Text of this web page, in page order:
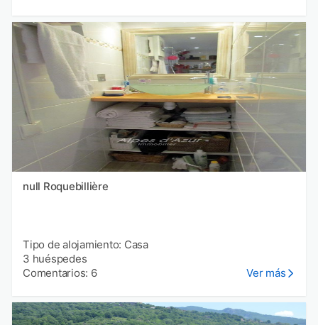
null Roquebillière
Tipo de alojamiento: Casa
3 huéspedes
Comentarios: 6
Ver más